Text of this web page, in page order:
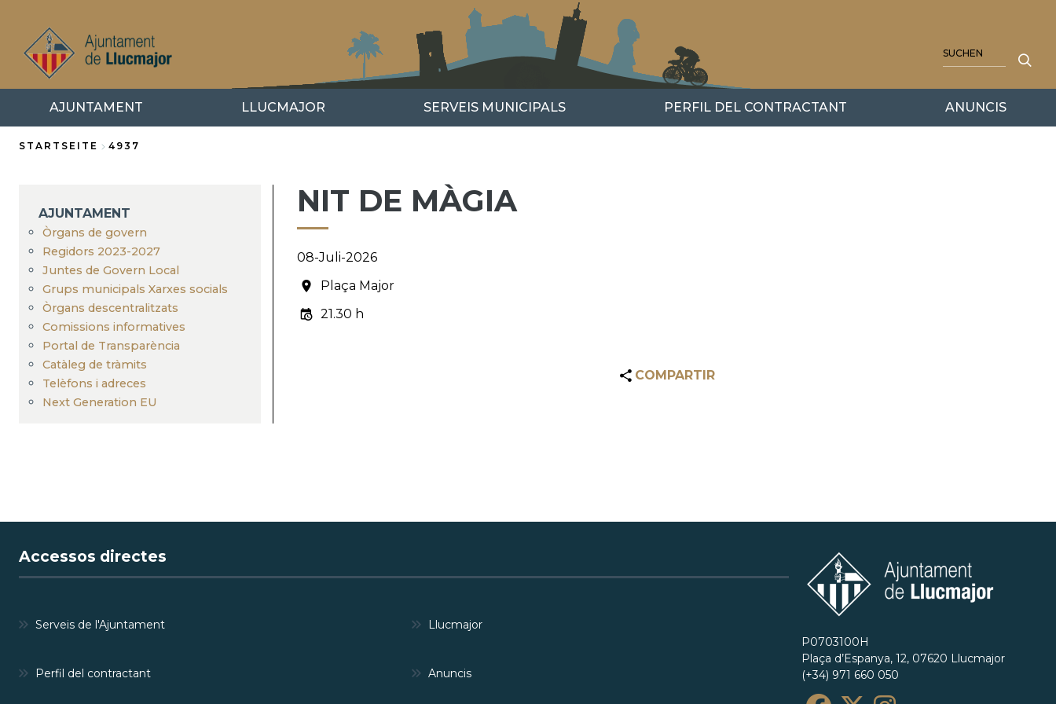
Inhalt
AJUNTAMENT LLUCMAJOR SERVEIS MUNICIPALS PERFIL DEL CONTRACTANT ANUNCIS
STARTSEITE 4937
AJUNTAMENT
Òrgans de govern
Regidors 2023-2027
Juntes de Govern Local
Grups municipals Xarxes socials
Òrgans descentralitzats
Comissions informatives
Portal de Transparència
Catàleg de tràmits
Telèfons i adreces
Next Generation EU
NIT DE MÀGIA
08-Juli-2026
Plaça Major
21.30 h
COMPARTIR
Accessos directes
Serveis de l'Ajuntament Llucmajor
Perfil del contractant Anuncis
P0703100H
Plaça d’Espanya, 12, 07620 Llucmajor
(+34) 971 660 050